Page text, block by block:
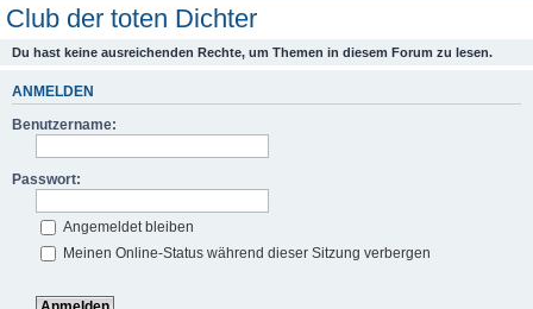
Club der toten Dichter
Du hast keine ausreichenden Rechte, um Themen in diesem Forum zu lesen.
ANMELDEN
Benutzername:
Passwort:
Angemeldet bleiben
Meinen Online-Status während dieser Sitzung verbergen